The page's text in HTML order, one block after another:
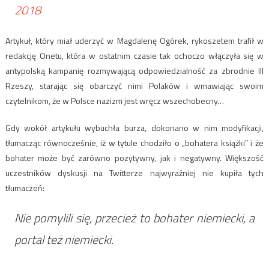
2018
Artykuł, który miał uderzyć w Magdalenę Ogórek, rykoszetem trafił w
redakcję Onetu, która w ostatnim czasie tak ochoczo włączyła się w
antypolską kampanię rozmywającą odpowiedzialność za zbrodnie III
Rzeszy, starając się obarczyć nimi Polaków i wmawiając swoim
czytelnikom, że w Polsce nazizm jest wręcz wszechobecny…
Gdy wokół artykułu wybuchła burza, dokonano w nim modyfikacji,
tłumacząc równocześnie, iż w tytule chodziło o „bohatera książki” i że
bohater może być zarówno pozytywny, jak i negatywny. Większość
uczestników dyskusji na Twitterze najwyraźniej nie kupiła tych
tłumaczeń:
Nie pomylili się, przecież to bohater niemiecki, a
portal też niemiecki.